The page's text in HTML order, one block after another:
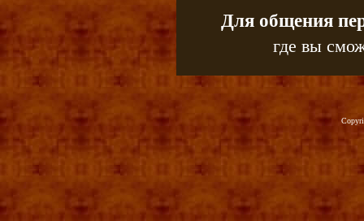
Для общения
где вы